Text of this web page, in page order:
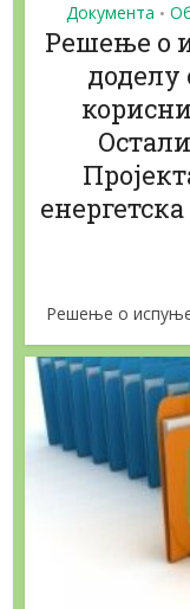
Документа •
Решење о
доделу
Решење о